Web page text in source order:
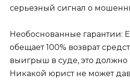
серьезный сигнал о
Необоснованные гарантии:
обещает 100% возврат
выигрыш в суде, это должно
Никакой юрист не может